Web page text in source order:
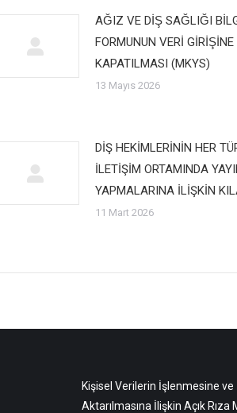
AĞIZ VE DİŞ SAĞLIĞI
FORMUNUN VERİ GİRİŞİNE
KAPATILMASI (MKYS)
13 Mayıs 2026
DİŞ HEKİMLERİNİN HER
İLETİŞİM ORTAMINDA
YAPMALARINA İLİŞKİN
11 Mart 2026
Kişisel Verilerin İşlenmesine ve
Aktarılmasına İlişkin Açık Rıza